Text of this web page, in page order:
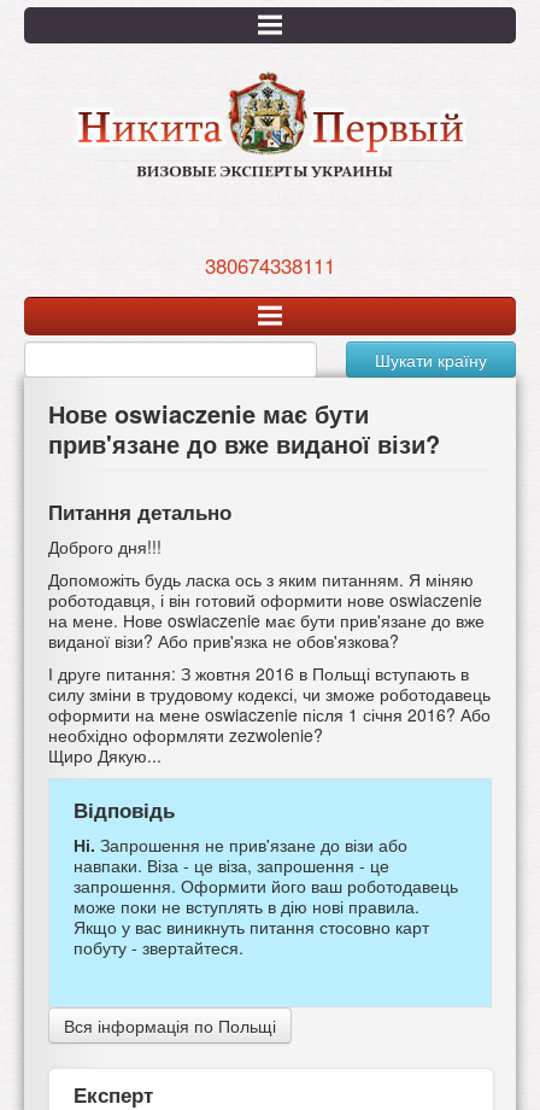
Перейти
основному
380674338111
Шукати країну
Нове oswiaczenie має бути
прив'язане до вже виданої візи?
Питання детально
Доброго дня!!!
Допоможіть будь ласка ось з яким питанням. Я міняю
роботодавця, і він готовий оформити нове oswiaczenie
на мене. Нове oswiaczenie має бути прив'язане до вже
виданої візи? Або прив'язка не обов'язкова?
І друге питання: З жовтня 2016 в Польщі вступають в
силу зміни в трудовому кодексі, чи зможе роботодавець
оформити на мене oswiaczenie після 1 січня 2016? Або
необхідно оформляти zezwolenie?
Щиро Дякую...
Відповідь
Ні. Запрошення не прив'язане до візи або
навпаки. Віза - це віза, запрошення - це
запрошення. Оформити його ваш роботодавець
може поки не вступлять в дію нові правила.
Якщо у вас виникнуть питання стосовно карт
побуту - звертайтеся.
Вся інформація по Польщі
Експерт